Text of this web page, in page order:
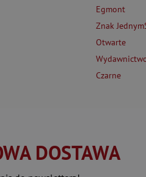
Egmont
Znak
Otwarte
Czarne
DOSTAWA